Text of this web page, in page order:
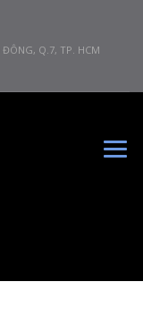
ĐÔNG, Q.7, TP. HCM